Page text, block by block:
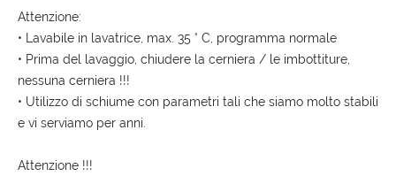
Attenzione:
• Lavabile in lavatrice, max. 35 ° C, programma normale
• Prima del lavaggio, chiudere la cerniera / le imbottiture,
nessuna cerniera !!!
• Utilizzo di schiume con parametri tali che siamo molto stabili
e vi serviamo per anni.
Attenzione !!!